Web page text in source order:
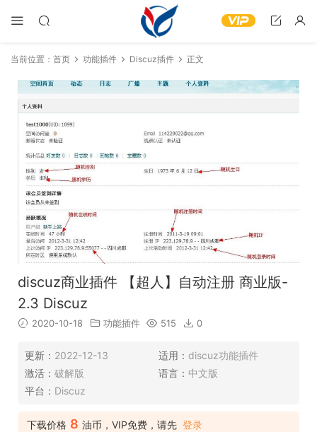
当前位置： 首页 功能插件 Discuz插件 正文
discuz商业插件 【超人】自动注册 商业版-
2.3 Discuz
2020-10-18 功能插件 515 0
更新： 2022-12-13 适用： discuz功能插件
激活： 破解版 语言： 中文版
平台： Discuz
下载价格 8 油币，VIP免费，请先 登录